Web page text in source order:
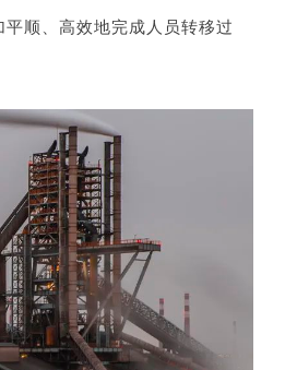
顺、高效地完成人员转移过